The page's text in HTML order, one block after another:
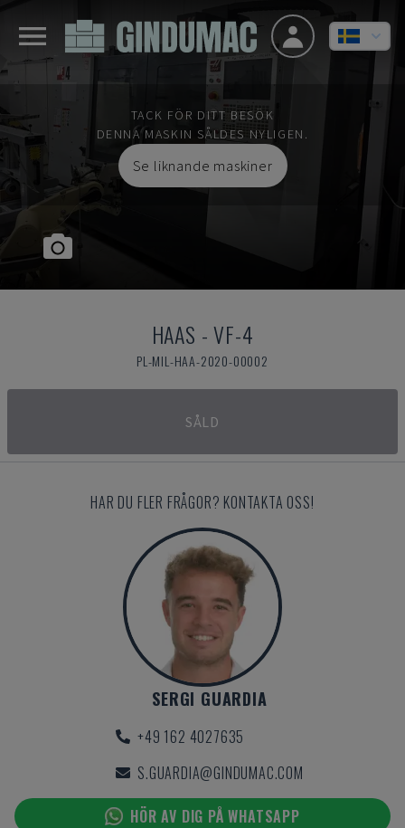
TACK FÖR DITT BESÖK
DENNA MASKIN SÅLDES NYLIGEN.
Se liknande maskiner
HAAS -VF-4
PL-MIL-HAA-2020-00002
SÅLD
HAR DU FLER FRÅGOR? KONTAKTA OSS!
SERGI GUARDIA
+49 162 4027635
S.GUARDIA@GINDUMAC.COM
HÖR AV DIG PÅ WHATSAPP